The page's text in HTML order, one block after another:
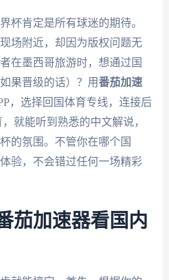
杯肯定是所有球迷的期待。
场附近，却因为版权问题无
在墨西哥旅游时，想通过国
果晋级的话）？用番茄加速
，选择回国体育专线，连接后
就能听到熟悉的中文解说，
的氛围。不管你在哪个国
验，不会错过任何一场精彩
茄加速器看国内